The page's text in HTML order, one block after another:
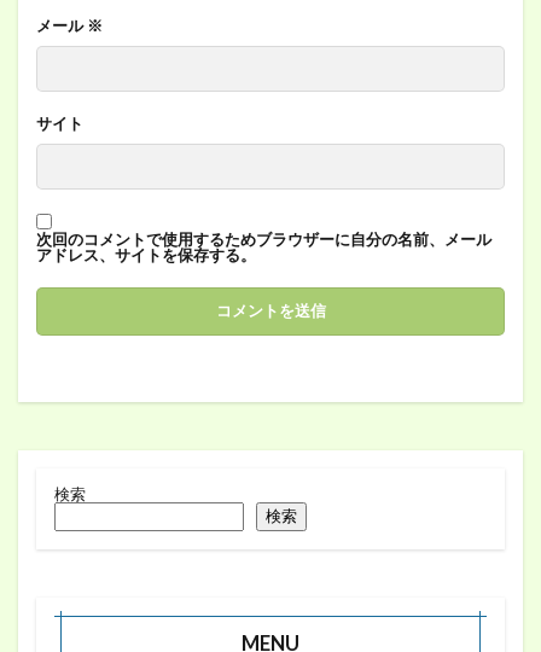
メール ※
サイト
次回のコメントで使用するためブラウザーに自分の名前、メール
アドレス、サイトを保存する。
検索
検索
MENU